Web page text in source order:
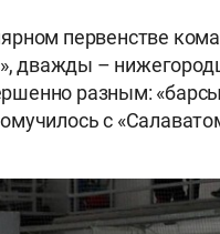
первенстве
дважды –
разным:
с